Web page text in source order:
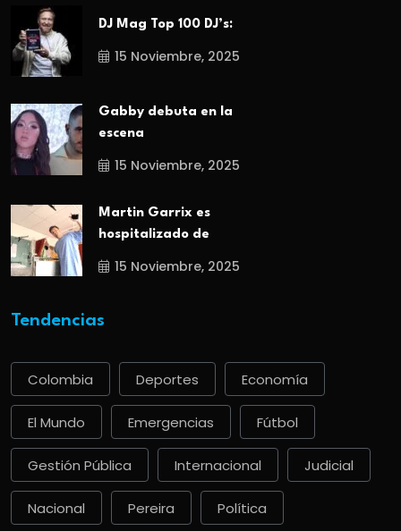
DJ Mag Top 100 DJ’s:
15 Noviembre, 2025
Gabby debuta en la
escena
15 Noviembre, 2025
Martin Garrix es
hospitalizado de
15 Noviembre, 2025
Tendencias
Colombia Deportes Economía
El Mundo Emergencias Fútbol
Gestión Pública Internacional Judicial
Nacional Pereira Política